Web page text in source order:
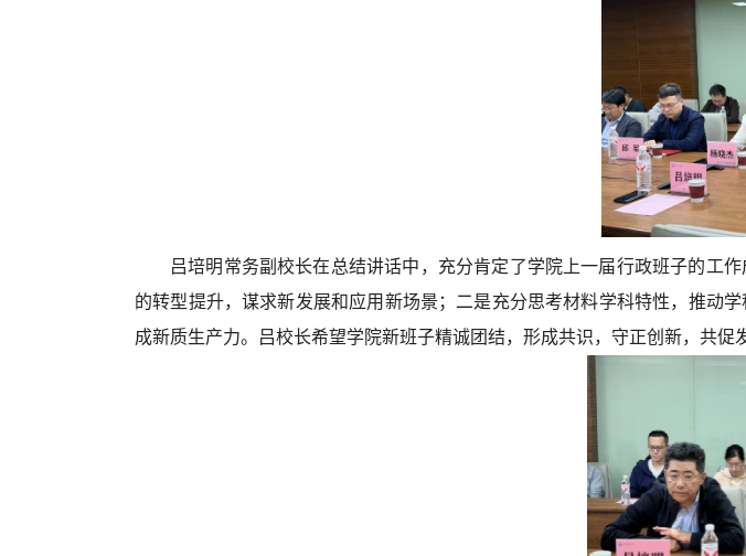
吕培明常务副校长在总结讲话中，充分肯定了学院上一届行政班子的工作
的转型提升，谋求新发展和应用新场景；二是充分思考材料学科特性，推动
成新质生产力。吕校长希望学院新班子精诚团结，形成共识，守正创新，共促